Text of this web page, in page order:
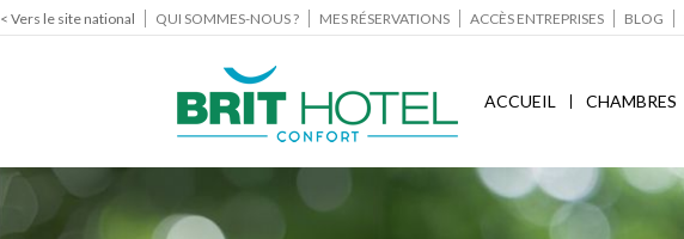
< Vers le site national QUI SOMMES-NOUS ? MES RÉSERVATIONS ACCÈS ENTREPRISES BLOG
ACCUEIL CHAMBRES